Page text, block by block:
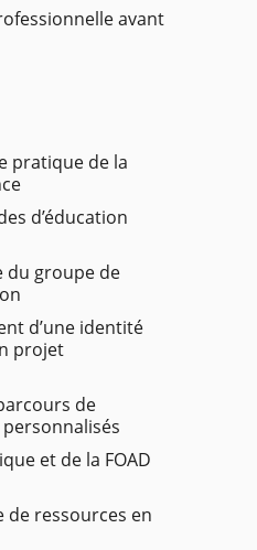
avant
pratique de la
d’éducation
du groupe de
d’une identité
projet
de
et de la FOAD
de ressources en